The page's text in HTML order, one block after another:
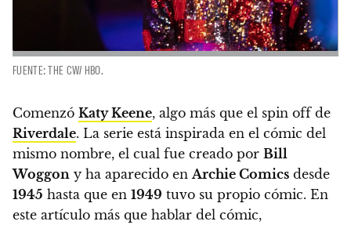
FUENTE: THE CW/ HBO.
Comenzó Katy Keene, algo más que el spin off de
Riverdale. La serie está inspirada en el cómic del
mismo nombre, el cual fue creado por Bill
Woggon y ha aparecido en Archie Comics desde
1945 hasta que en 1949 tuvo su propio cómic. En
este artículo más que hablar del cómic,